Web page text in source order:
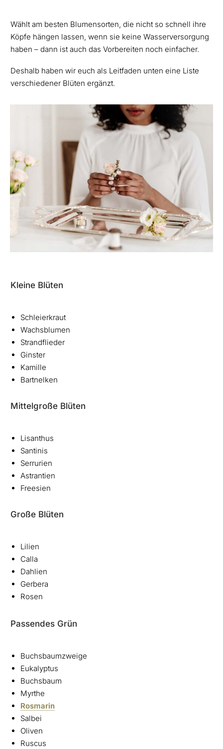
Wählt am besten Blumensorten, die nicht so schnell ihre
Köpfe hängen lassen, wenn sie keine Wasserversorgung
haben – dann ist auch das Vorbereiten noch einfacher.
Deshalb haben wir euch als Leitfaden unten eine Liste
verschiedener Blüten ergänzt.
Kleine Blüten
Schleierkraut
Wachsblumen
Strandflieder
Ginster
Kamille
Bartnelken
Mittelgroße Blüten
Lisanthus
Santinis
Serrurien
Astrantien
Freesien
Große Blüten
Lilien
Calla
Dahlien
Gerbera
Rosen
Passendes Grün
Buchsbaumzweige
Eukalyptus
Buchsbaum
Myrthe
Rosmarin
Salbei
Oliven
Ruscus